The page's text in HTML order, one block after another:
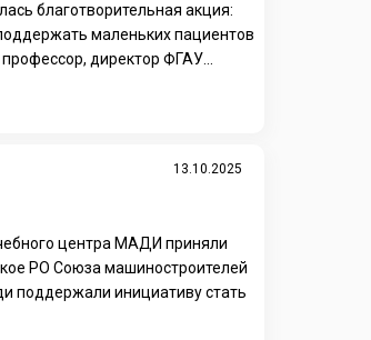
благотворительная акция:
маленьких пациентов
директор ФГАУ...
13.10.2025
центра МАДИ приняли
РО Союза машиностроителей
поддержали инициативу стать